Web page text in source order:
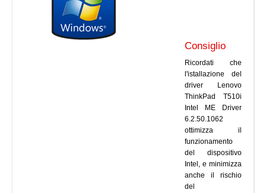
Consiglio
Ricordati che
l'istallazione del
driver Lenovo
ThinkPad T510i
Intel ME Driver
6.2.50.1062
ottimizza il
funzionamento
del dispositivo
Intel, e minimizza
anche il rischio
del